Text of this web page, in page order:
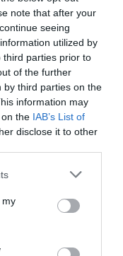
note that after your
seeing
utilized by
third parties prior to
of the further
by third parties on the
information may
the IAB’s List of
disclose it to other
or more Google
You may click to
third-party tags to
in below Google
my
bar για την
στη φωτιά στον
σπίτια στο
η Υγεία στην